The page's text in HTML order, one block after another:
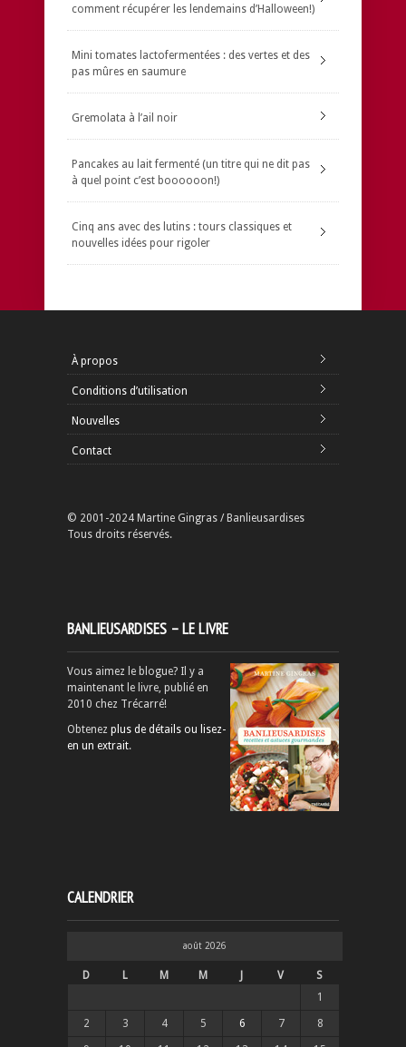
comment récupérer les lendemains d’Halloween!)
Mini tomates lactofermentées : des vertes et des
pas mûres en saumure
Gremolata à l’ail noir
Pancakes au lait fermenté (un titre qui ne dit pas
à quel point c’est boooooon!)
Cinq ans avec des lutins : tours classiques et
nouvelles idées pour rigoler
À propos
Conditions d’utilisation
Nouvelles
Contact
© 2001-2024 Martine Gingras / Banlieusardises
Tous droits réservés.
BANLIEUSARDISES – LE LIVRE
Vous aimez le blogue? Il y a
maintenant le livre, publié en
2010 chez Trécarré!
Obtenez plus de détails ou lisez-
en un extrait.
CALENDRIER
août 2026
D L M M J V
S
1
2 3 4 5 6 7 8